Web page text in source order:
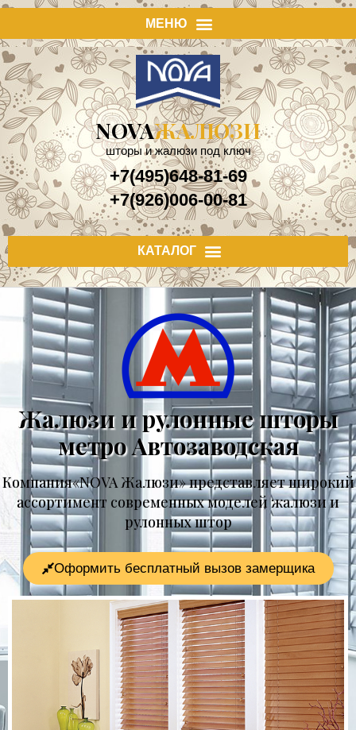
NOVAЖАЛЮЗИ
шторы и жалюзи под ключ
+7(495)648-81-69
+7(926)006-00-81
Жалюзи и рулонные шторы
метро Автозаводская
Компания«NOVA Жалюзи» представляет широкий
ассортимент современных моделей жалюзи и
рулонных штор
Оформить бесплатный вызов замерщика